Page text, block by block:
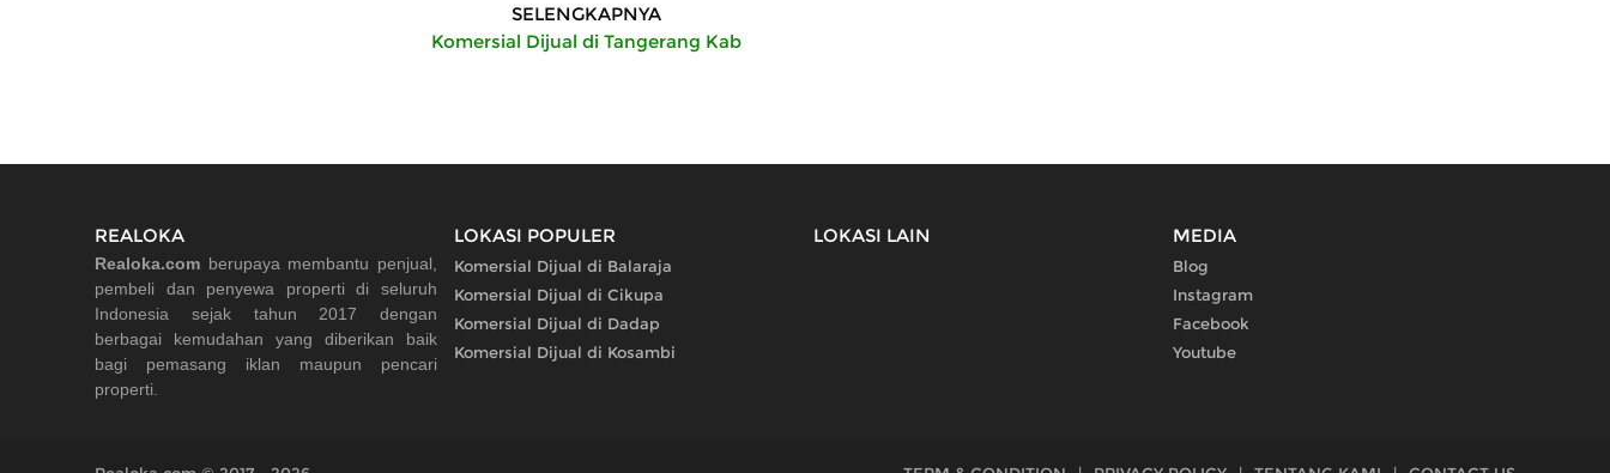
SELENGKAPNYA
Komersial Dijual di Tangerang Kab
REALOKA
Realoka.com berupaya membantu penjual,
pembeli dan penyewa properti di seluruh
Indonesia sejak tahun 2017 dengan
berbagai kemudahan yang diberikan baik
bagi pemasang iklan maupun pencari
properti.
LOKASI POPULER
Komersial Dijual di Balaraja
Komersial Dijual di Cikupa
Komersial Dijual di Dadap
Komersial Dijual di Kosambi
LOKASI LAIN MEDIA
Blog
Instagram
Facebook
Youtube